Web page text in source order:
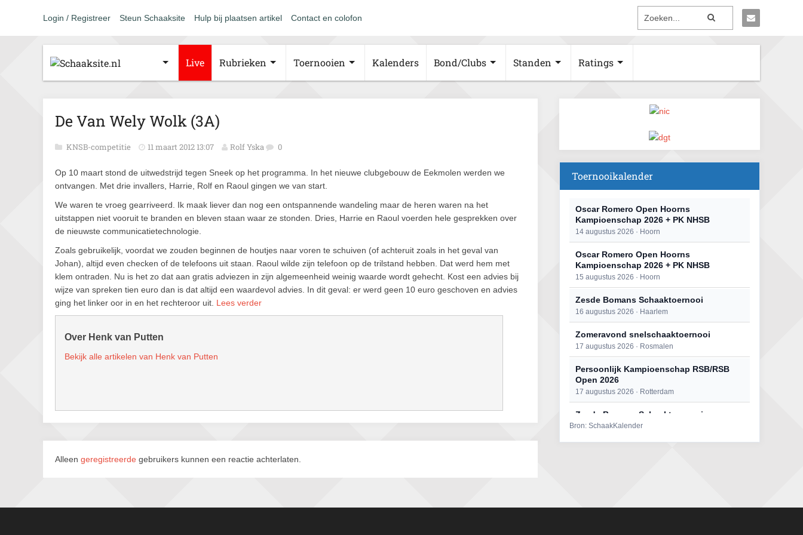
Login / Registreer Steun Schaaksite Hulp bij plaatsen artikel Contact en colofon
Live Rubrieken Toernooien Kalenders Bond/Clubs Standen Ratings
De Van Wely Wolk (3A)
KNSB-competitie 11 maart 2012 13:07 Rolf Yska 0
Op 10 maart stond de uitwedstrijd tegen Sneek op het programma. In het nieuwe clubgebouw de Eekmolen werden we
ontvangen. Met drie invallers, Harrie, Rolf en Raoul gingen we van start.
We waren te vroeg gearriveerd. Ik maak liever dan nog een ontspannende wandeling maar de heren waren na het
uitstappen niet vooruit te branden en bleven staan waar ze stonden. Dries, Harrie en Raoul voerden hele gesprekken over
de nieuwste communicatietechnologie.
Zoals gebruikelijk, voordat we zouden beginnen de houtjes naar voren te schuiven (of achteruit zoals in het geval van
Johan), altijd even checken of de telefoons uit staan. Raoul wilde zijn telefoon op de trilstand hebben. Dat werd hem met
klem ontraden. Nu is het zo dat aan gratis adviezen in zijn algemeenheid weinig waarde wordt gehecht. Kost een advies bij
wijze van spreken tien euro dan is dat altijd een waardevol advies. In dit geval: er werd geen 10 euro geschoven en advies
ging het linker oor in en het rechteroor uit. Lees verder
Over Henk van Putten
Bekijk alle artikelen van Henk van Putten
Alleen geregistreerde gebruikers kunnen een reactie achterlaten.
Toernooikalender
Oscar Romero Open Hoorns
Kampioenschap 2026 + PK NHSB
14 augustus 2026 · Hoorn
Oscar Romero Open Hoorns
Kampioenschap 2026 + PK NHSB
15 augustus 2026 · Hoorn
Zesde Bomans Schaaktoernooi
16 augustus 2026 · Haarlem
Zomeravond snelschaaktoernooi
17 augustus 2026 · Rosmalen
Persoonlijk Kampioenschap RSB/RSB
Open 2026
17 augustus 2026 · Rotterdam
Zesde Bomans Schaaktoernooi
17 augustus 2026 · Haarlem
18 augustus 2026 · Rosmalen
Bron: SchaakKalender